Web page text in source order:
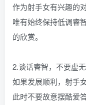
作为射手女有兴趣的
唯有始终保持低调睿
的欣赏。
2.谈话睿智，不要虚无
如果发展顺利，射手
此时不要故意摆酷爱